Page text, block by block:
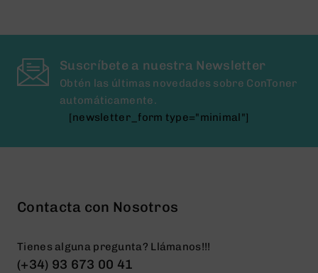
Suscríbete a nuestra Newsletter
Obtén las últimas novedades sobre ConToner
automáticamente.
[newsletter_form type="minimal"]
Contacta con Nosotros
Tienes alguna pregunta? Llámanos!!!
(+34) 93 673 00 41